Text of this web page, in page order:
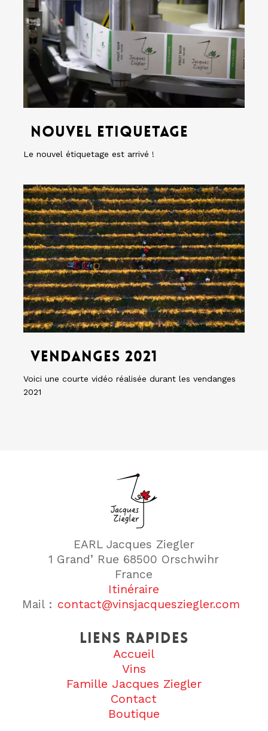
etiquetage
Nouvel etiquetage
Le nouvel étiquetage est arrivé !
Vendanges
2021
2021
Vendanges 2021
Voici une courte vidéo réalisée durant les vendanges
2021
EARL Jacques Ziegler
1 Grand’ Rue 68500 Orschwihr
France
Itinéraire
Mail : contact@vinsjacquesziegler.com
Liens rapides
Accueil
Vins
Famille Jacques Ziegler
Contact
Boutique